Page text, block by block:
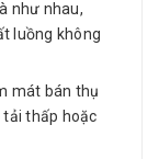
như nhau,
luồng không
mát bán thụ
tải thấp hoặc